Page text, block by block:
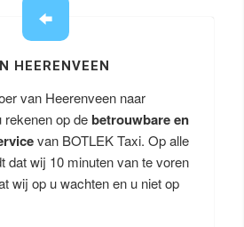
HEERENVEEN
van Heerenveen naar
op debetrouwbare en
van BOTLEK Taxi. Op alle
dat wij 10 minuten van te voren
wij op u wachten en u niet op